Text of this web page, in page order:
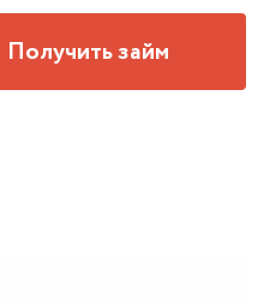
Получить займ